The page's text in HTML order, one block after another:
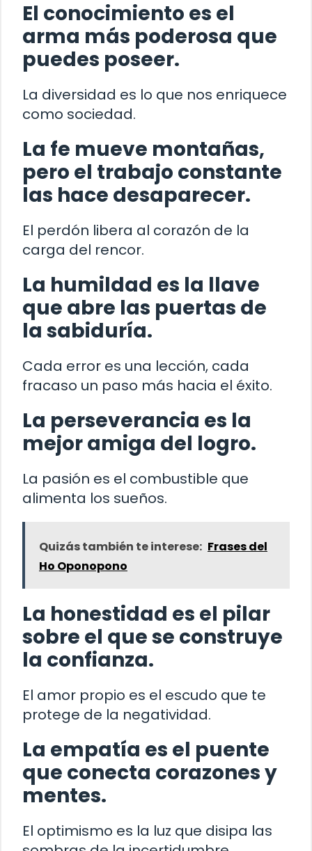
El conocimiento es el
arma más poderosa que
puedes poseer.
La diversidad es lo que nos enriquece
como sociedad.
La fe mueve montañas,
pero el trabajo constante
las hace desaparecer.
El perdón libera al corazón de la
carga del rencor.
La humildad es la llave
que abre las puertas de
la sabiduría.
Cada error es una lección, cada
fracaso un paso más hacia el éxito.
La perseverancia es la
mejor amiga del logro.
La pasión es el combustible que
alimenta los sueños.
Quizás también te interese: Frases del
Ho Oponopono
La honestidad es el pilar
sobre el que se construye
la confianza.
El amor propio es el escudo que te
protege de la negatividad.
La empatía es el puente
que conecta corazones y
mentes.
El optimismo es la luz que disipa las